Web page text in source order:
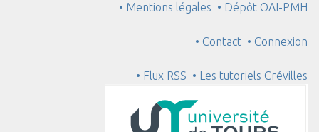
• Mentions légales • Dépôt OAI-PMH
• Contact • Connexion
• Flux RSS • Les tutoriels Crévilles